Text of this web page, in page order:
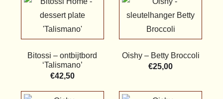
Bitossi – ontbijtbord
‘Talismano’
€42,50
Oishy – Betty Broccoli
€25,00